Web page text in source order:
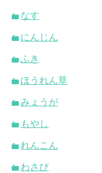
なす
にんじん
ふき
ほうれん草
みょうが
もやし
れんこん
わさび